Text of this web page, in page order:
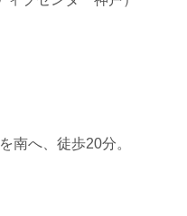
南へ、徒歩20分。